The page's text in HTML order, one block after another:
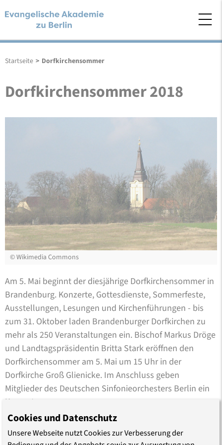
Startseite > Dorfkirchensommer
Dorfkirchensommer 2018
©Wikimedia Commons
Am 5. Mai beginnt der diesjährige Dorfkirchensommer in
Brandenburg. Konzerte, Gottesdienste, Sommerfeste,
Ausstellungen, Lesungen und Kirchenführungen - bis
zum 31. Oktober laden Brandenburger Dorfkirchen zu
mehr als 250 Veranstaltungen ein. Bischof Markus Dröge
und Landtagspräsidentin Britta Stark eröffnen den
Dorfkirchensommer am 5. Mai um 15 Uhr in der
Dorfkirche Groß Glienicke. Im Anschluss geben
Mitglieder des Deutschen Sinfonieorchesters Berlin ein
Konzert.
Cookies und Datenschutz
Unsere Webseite nutzt Cookies zur Verbesserung der